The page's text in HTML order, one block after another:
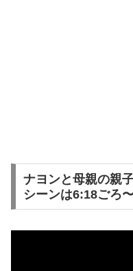
ナヨンと母親の親
シーンは6:18ごろ